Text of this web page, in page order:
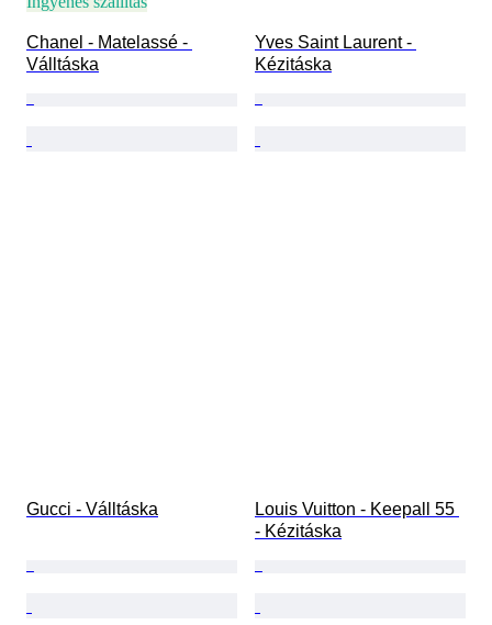
Chanel - Matelassé -
Válltáska
Yves Saint Laurent -
Kézitáska
Gucci - Válltáska
Louis Vuitton - Keepall 55
- Kézitáska